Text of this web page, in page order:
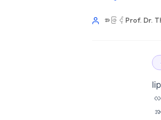
အားဖြင့် Prof. Dr.